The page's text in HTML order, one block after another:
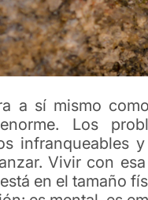
a sí mismo
Los
infranqueables
Vivir con
en el tamaño